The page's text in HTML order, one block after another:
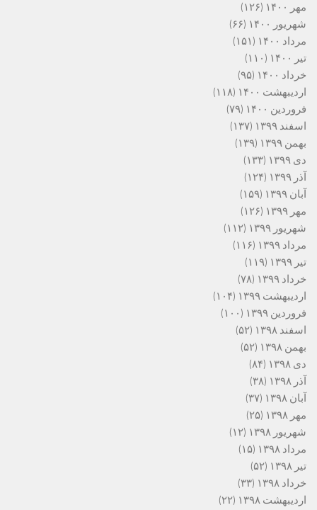
مهر ۱۴۰۰
(۱۲۶)
شهریور ۱۴۰۰
(۶۶)
مرداد ۱۴۰۰
(۱۵۱)
تیر ۱۴۰۰
(۱۱۰)
خرداد ۱۴۰۰
(۹۵)
اردیبهشت ۱۴۰۰
(۱۱۸)
فروردین ۱۴۰۰
(۷۹)
اسفند ۱۳۹۹
(۱۳۷)
بهمن ۱۳۹۹
(۱۳۹)
دی ۱۳۹۹
(۱۳۳)
آذر ۱۳۹۹
(۱۲۴)
آبان ۱۳۹۹
(۱۵۹)
مهر ۱۳۹۹
(۱۲۶)
شهریور ۱۳۹۹
(۱۱۲)
مرداد ۱۳۹۹
(۱۱۶)
تیر ۱۳۹۹
(۱۱۹)
خرداد ۱۳۹۹
(۷۸)
اردیبهشت ۱۳۹۹
(۱۰۴)
فروردین ۱۳۹۹
(۱۰۰)
اسفند ۱۳۹۸
(۵۲)
بهمن ۱۳۹۸
(۵۲)
دی ۱۳۹۸
(۸۴)
آذر ۱۳۹۸
(۳۸)
آبان ۱۳۹۸
(۳۷)
مهر ۱۳۹۸
(۲۵)
شهریور ۱۳۹۸
(۱۲)
مرداد ۱۳۹۸
(۱۵)
تیر ۱۳۹۸
(۵۲)
خرداد ۱۳۹۸
(۳۳)
اردیبهشت ۱۳۹۸
(۲۲)